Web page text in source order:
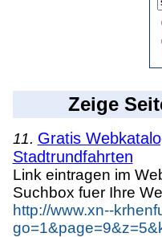
Zeige
11. Gratis
Stadtrundfahrten
Link eintragen im
Suchbox fuer Ihre
http://www.xn--